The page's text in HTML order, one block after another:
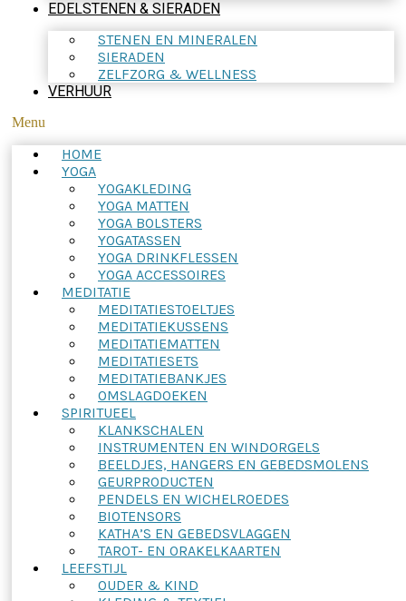
EDELSTENEN & SIERADEN
STENEN EN MINERALEN
SIERADEN
ZELFZORG & WELLNESS
VERHUUR
Menu
HOME
YOGA
YOGAKLEDING
YOGA MATTEN
YOGA BOLSTERS
YOGATASSEN
YOGA DRINKFLESSEN
YOGA ACCESSOIRES
MEDITATIE
MEDITATIESTOELTJES
MEDITATIEKUSSENS
MEDITATIEMATTEN
MEDITATIESETS
MEDITATIEBANKJES
OMSLAGDOEKEN
SPIRITUEEL
KLANKSCHALEN
INSTRUMENTEN EN WINDORGELS
BEELDJES, HANGERS EN GEBEDSMOLENS
GEURPRODUCTEN
PENDELS EN WICHELROEDES
BIOTENSORS
KATHA’S EN GEBEDSVLAGGEN
TAROT- EN ORAKELKAARTEN
LEEFSTIJL
OUDER & KIND